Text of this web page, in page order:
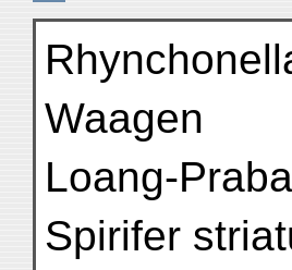
Waagen
Loang-
Spirifer